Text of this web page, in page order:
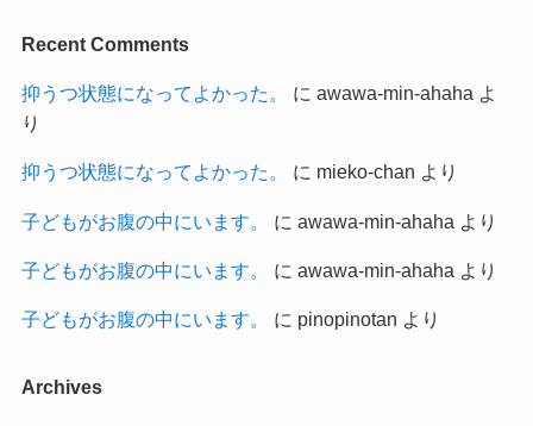
Recent Comments
抑うつ状態になってよかった。 に awawa-min-ahaha よ
り
抑うつ状態になってよかった。 に mieko-chan より
子どもがお腹の中にいます。 に awawa-min-ahaha より
子どもがお腹の中にいます。 に awawa-min-ahaha より
子どもがお腹の中にいます。 に pinopinotan より
Archives